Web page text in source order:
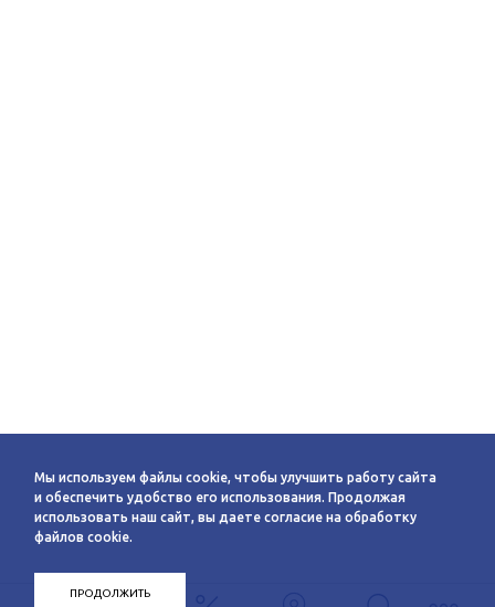
Мы используем файлы cookie, чтобы улучшить работу сайта
и обеспечить удобство его использования. Продолжая
использовать наш сайт, вы даете согласие на обработку
файлов cookie.
ПРОДОЛЖИТЬ